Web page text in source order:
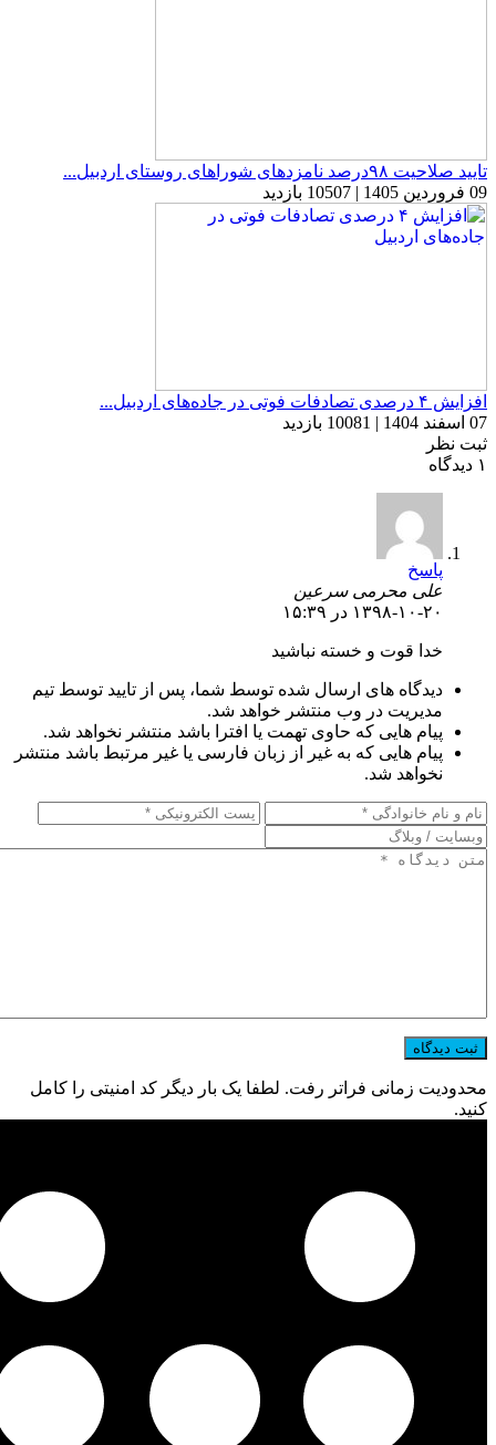
تایید صلاحیت ۹۸درصد نامزدهای شوراهای روستای اردبیل...
09 فروردین 1405 | 10507 بازدید
افزایش ۴ درصدی تصادفات فوتی در جاده‌های اردبیل...
07 اسفند 1404 | 10081 بازدید
ثبت نظر
۱ دیدگاه
پاسخ
علی محرمی سرعین
۱۳۹۸-۱۰-۲۰ در ۱۵:۳۹
خدا قوت و خسته نباشید
دیدگاه های ارسال شده توسط شما، پس از تایید توسط تیم
مدیریت در وب منتشر خواهد شد.
پیام هایی که حاوی تهمت یا افترا باشد منتشر نخواهد شد.
پیام هایی که به غیر از زبان فارسی یا غیر مرتبط باشد منتشر
نخواهد شد.
محدودیت زمانی فراتر رفت. لطفا یک بار دیگر کد امنیتی را کامل
کنید.